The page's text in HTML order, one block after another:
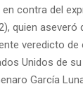
contra del
quien aseveró
veredicto de
Unidos de
García